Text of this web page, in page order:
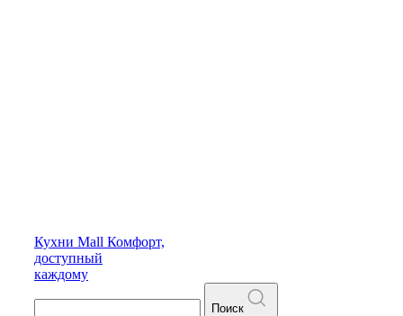
Кухни Mall Комфорт,
доступный
каждому
Поиск